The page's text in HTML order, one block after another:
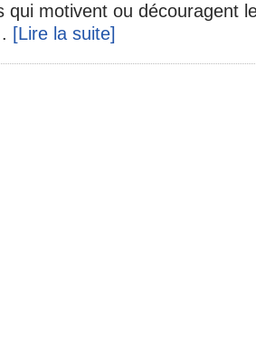
qui motivent ou découragent
[Lire la suite]